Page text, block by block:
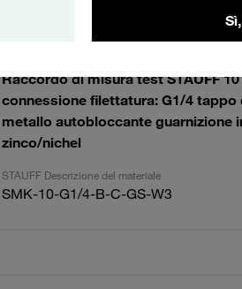
Raccordo di misura test STAUFF
connessione filettatura: G1/4 tappo
metallo autobloccante guarnizione
zinco/nichel
STAUFF Descrizione del materiale
SMK-10-G1/4-B-C-GS-W3